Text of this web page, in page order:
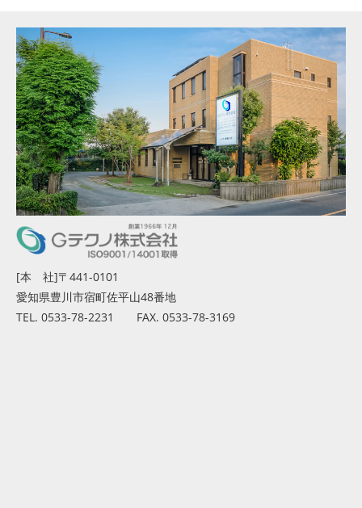
[本 社]〒441-0101
愛知県豊川市宿町佐平山48番地
TEL. 0533-78-2231 FAX. 0533-78-3169